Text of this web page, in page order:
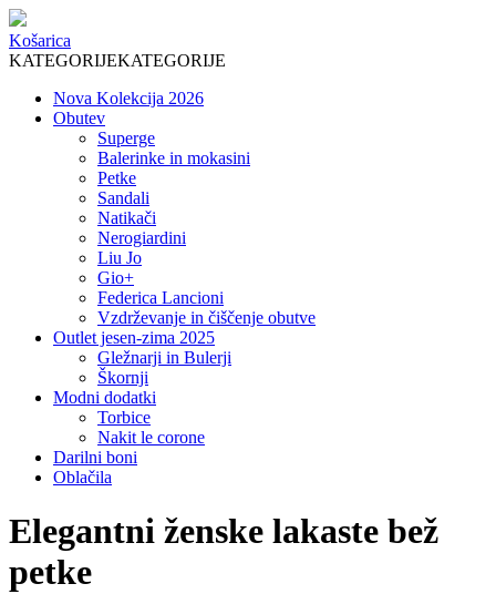
Košarica
KATEGORIJEKATEGORIJE
Nova Kolekcija 2026
Obutev
Superge
Balerinke in mokasini
Petke
Sandali
Natikači
Nerogiardini
Liu Jo
Gio+
Federica Lancioni
Vzdrževanje in čiščenje obutve
Outlet jesen-zima 2025
Gležnarji in Bulerji
Škornji
Modni dodatki
Torbice
Nakit le corone
Darilni boni
Oblačila
Elegantni ženske lakaste bež
petke